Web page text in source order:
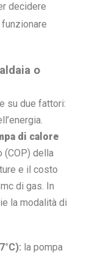
decidere
o
su due fattori:
di calore
(COP) della
e il costo
di gas. In
la modalità di
la pompa